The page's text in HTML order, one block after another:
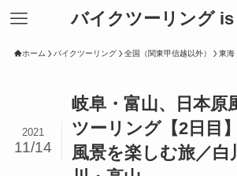
バイクツーリング is
ホーム バイクツーリング 全国（関東甲信越以外） 東海
岐阜・富山、日本原
ツーリング【2日目
風景を楽しむ旅／白
2021
11/14